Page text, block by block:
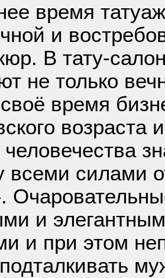
время
и
В тату-
не только
время
всеми силами
и
и при этом